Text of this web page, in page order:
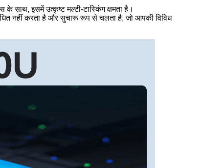
इसमें उत्कृष्ट मल्टी-टास्किंग क्षमता है।
नहीं करता है और सुचारू रूप से चलता है, जो आपकी विविध